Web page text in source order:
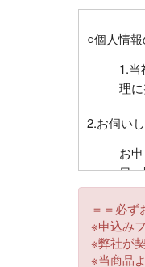
○個人情
1.
理に
2.お伺い
お
日
お
託
ン
ご
＝＝必ず
※申込み
※弊社が
※当商品